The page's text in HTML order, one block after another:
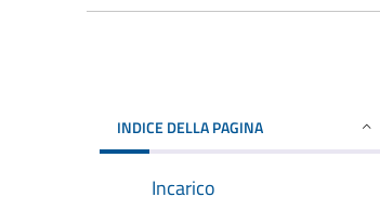
INDICE DELLA PAGINA
Incarico